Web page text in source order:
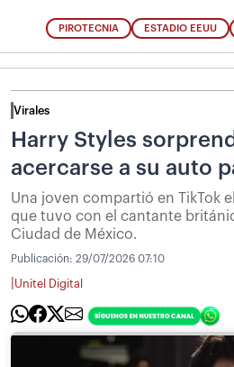
PIROTECNIA ESTADIO EEUU
Virales
Harry Styles
acercarse a su auto
Una joven compartió en TikTok
que tuvo con el cantante
Ciudad de México.
Publicación: 29/07/2026 07:10
Unitel Digital